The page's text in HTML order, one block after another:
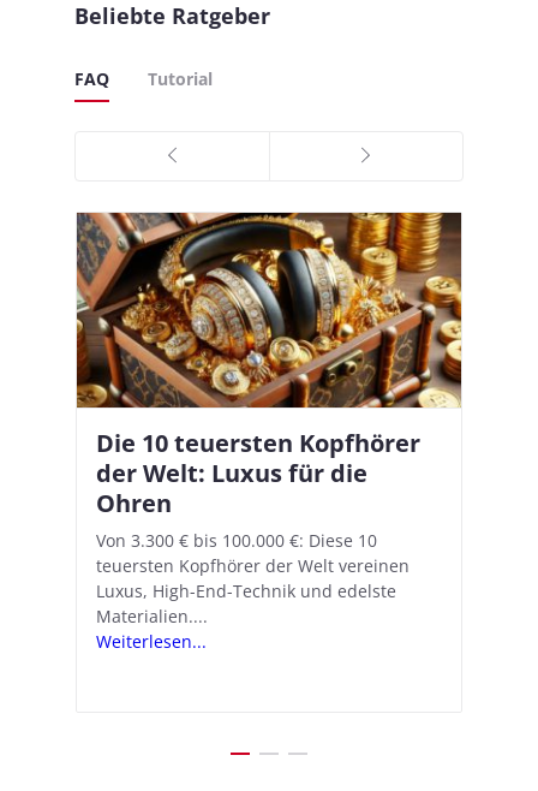
Beliebte Ratgeber
FAQ Tutorial
Die 10 teuersten Kopfhörer
der Welt: Luxus für die
Ohren
Von 3.300 € bis 100.000 €: Diese 10
teuersten Kopfhörer der Welt vereinen
Luxus, High-End-Technik und edelste
Materialien....
Weiterlesen...
Apple AirPods Pro 2 und iOS
18.1: So richtet ihr das neue
Hörgeräte-Feature ein
Mit iOS 18.1 und den AirPods Pro 2
verwandelt Apple seine In-Ear-Kopfhörer
in kostengünstige Hörhilfen. In wenigen
Schritten...
Weiterlesen...